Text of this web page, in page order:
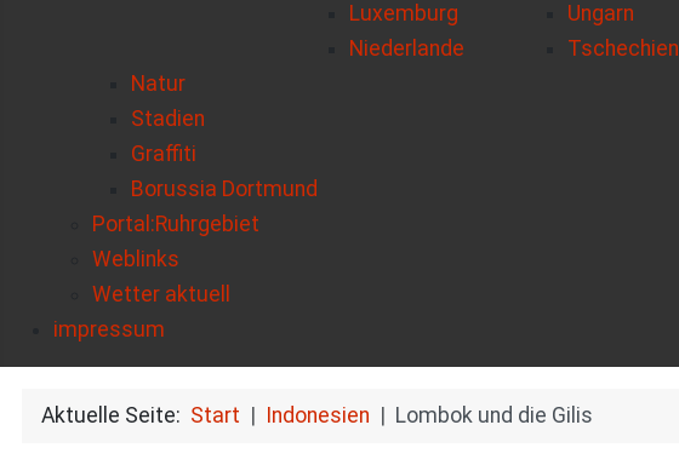
Luxemburg
Niederlande
Ungarn
Tschechien
Natur
Stadien
Graffiti
Borussia Dortmund
Portal:Ruhrgebiet
Weblinks
Wetter aktuell
impressum
Aktuelle Seite: Start Indonesien Lombok und die Gilis